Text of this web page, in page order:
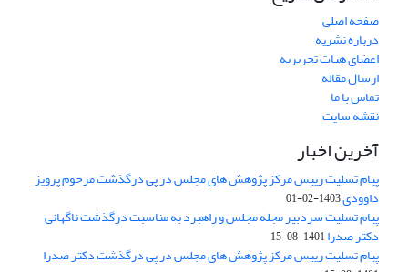
صفحه اصلی
درباره نشریه
اعضای هیات تحریریه
ارسال مقاله
تماس با ما
نقشه سایت
آخرین اخبار
پیام تسلیت رییس مرکز پژوهش های مجلس در پی درگذشت مرحوم پرویز
داوودی1403-02-01
پیام تسلیت سردبیر مجله مجلس و راهبرد به مناسبت درگذشت ناگهانی
دکتر صدرا1401-08-15
پیام تسلیت رییس مرکز پژوهش های مجلس در پی درگذشت دکتر صدرا